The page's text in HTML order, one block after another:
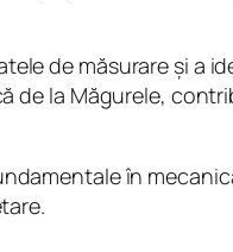
de măsurare și a
la Măgurele,
în